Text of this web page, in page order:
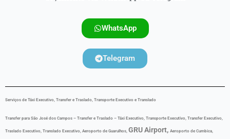
WhatsApp
Telegram
Serviços de Táxi Executivo, Transfer e Traslado, Transporte Executivo e Translado
Transfer para São José dos Campos – Transfer e Traslado – Táxi Executivo, Transporte Executivo, Transfer Executivo,
Traslado Executivo, Translado Executivo, Aeroporto de Guarulhos, GRU Airport, Aeroporto de Cumbica,